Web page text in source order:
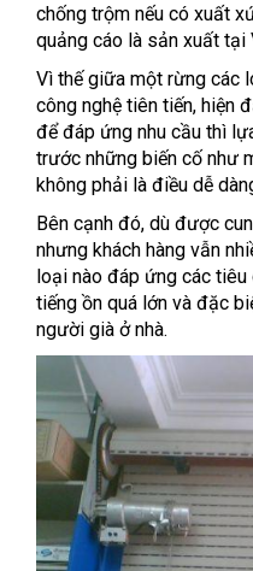
chống trộm nếu có xuất
quảng cáo là sản xuất tại
Vì thế giữa một rừng các
công nghệ tiên tiến, hiện
để đáp ứng nhu cầu thì
trước những biến cố như
không phải là điều dễ
Bên cạnh đó, dù được
nhưng khách hàng vẫn
loại nào đáp ứng các
tiếng ồn quá lớn và đặc
người già ở nhà.